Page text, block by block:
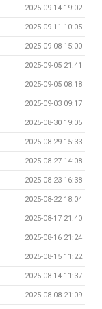
2025-09-14 19:02
2025-09-11 10:05
2025-09-08 15:00
2025-09-05 21:41
2025-09-05 08:18
2025-09-03 09:17
2025-08-30 19:05
2025-08-29 15:33
2025-08-27 14:08
2025-08-23 16:38
2025-08-22 18:04
2025-08-17 21:40
2025-08-16 21:24
2025-08-15 11:22
2025-08-14 11:37
2025-08-08 21:09